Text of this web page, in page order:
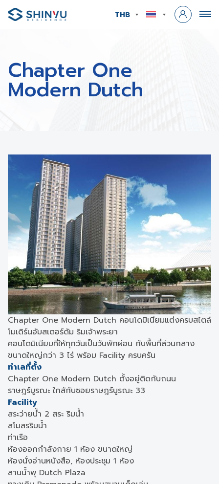
THB
Chapter One
Modern Dutch
Chapter One Modern Dutch คอนโดมิเนียมแต่งครบสไตล์
โมเดิร์นอัมสเตอร์ดัม ริมเจ้าพระยา
คอนโดมิเนียมที่ให้ทุกวันเป็นวันพักผ่อน กับพื้นที่ส่วนกลาง
ขนาดใหญ่กว่า 3 ไร่ พร้อม Facility ครบครัน
ทำเลที่ตั้ง
Chapter One Modern Dutch ตั้งอยู่ติดกับถนน
ราษฎร์บูรณะ ใกล้กับซอยราษฎร์บูรณะ 33
Facility
สระว่ายน้ำ 2 สระ ริมน้ำ
สโมสรริมน้ำ
ท่าเรือ
ห้องออกกำลังกาย 1 ห้อง ขนาดใหญ่
ห้องนั่งอ่านหนังสือ, ห้องประชุม 1 ห้อง
ลานน้ำพุ Dutch Plaza